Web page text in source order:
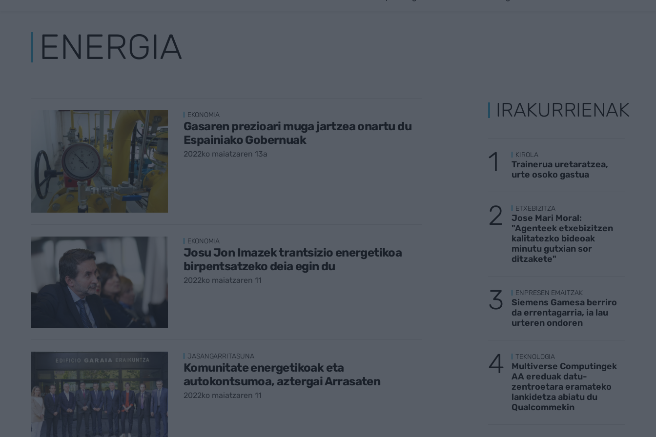
ENERGIA
EKONOMIA
Gasaren prezioari muga jartzea onartu du
Espainiako Gobernuak
2022ko maiatzaren 13a
EKONOMIA
Josu Jon Imazek trantsizio energetikoa
birpentsatzeko deia egin du
2022ko maiatzaren 11
JASANGARRITASUNA
Komunitate energetikoak eta
autokontsumoa, aztergai Arrasaten
2022ko maiatzaren 11
IRAKURRIENAK
KIROLA
Trainerua uretaratzea,
urte osoko gastua
ETXEBIZITZA
Jose Mari Moral:
"Agenteek etxebizitzen
kalitatezko bideoak
minutu gutxian sor
ditzakete"
ENPRESEN EMAITZAK
Siemens Gamesa berriro
da errentagarria, ia lau
urteren ondoren
TEKNOLOGIA
Multiverse Computingek
AA ereduak datu-
zentroetara eramateko
lankidetza abiatu du
Qualcommekin